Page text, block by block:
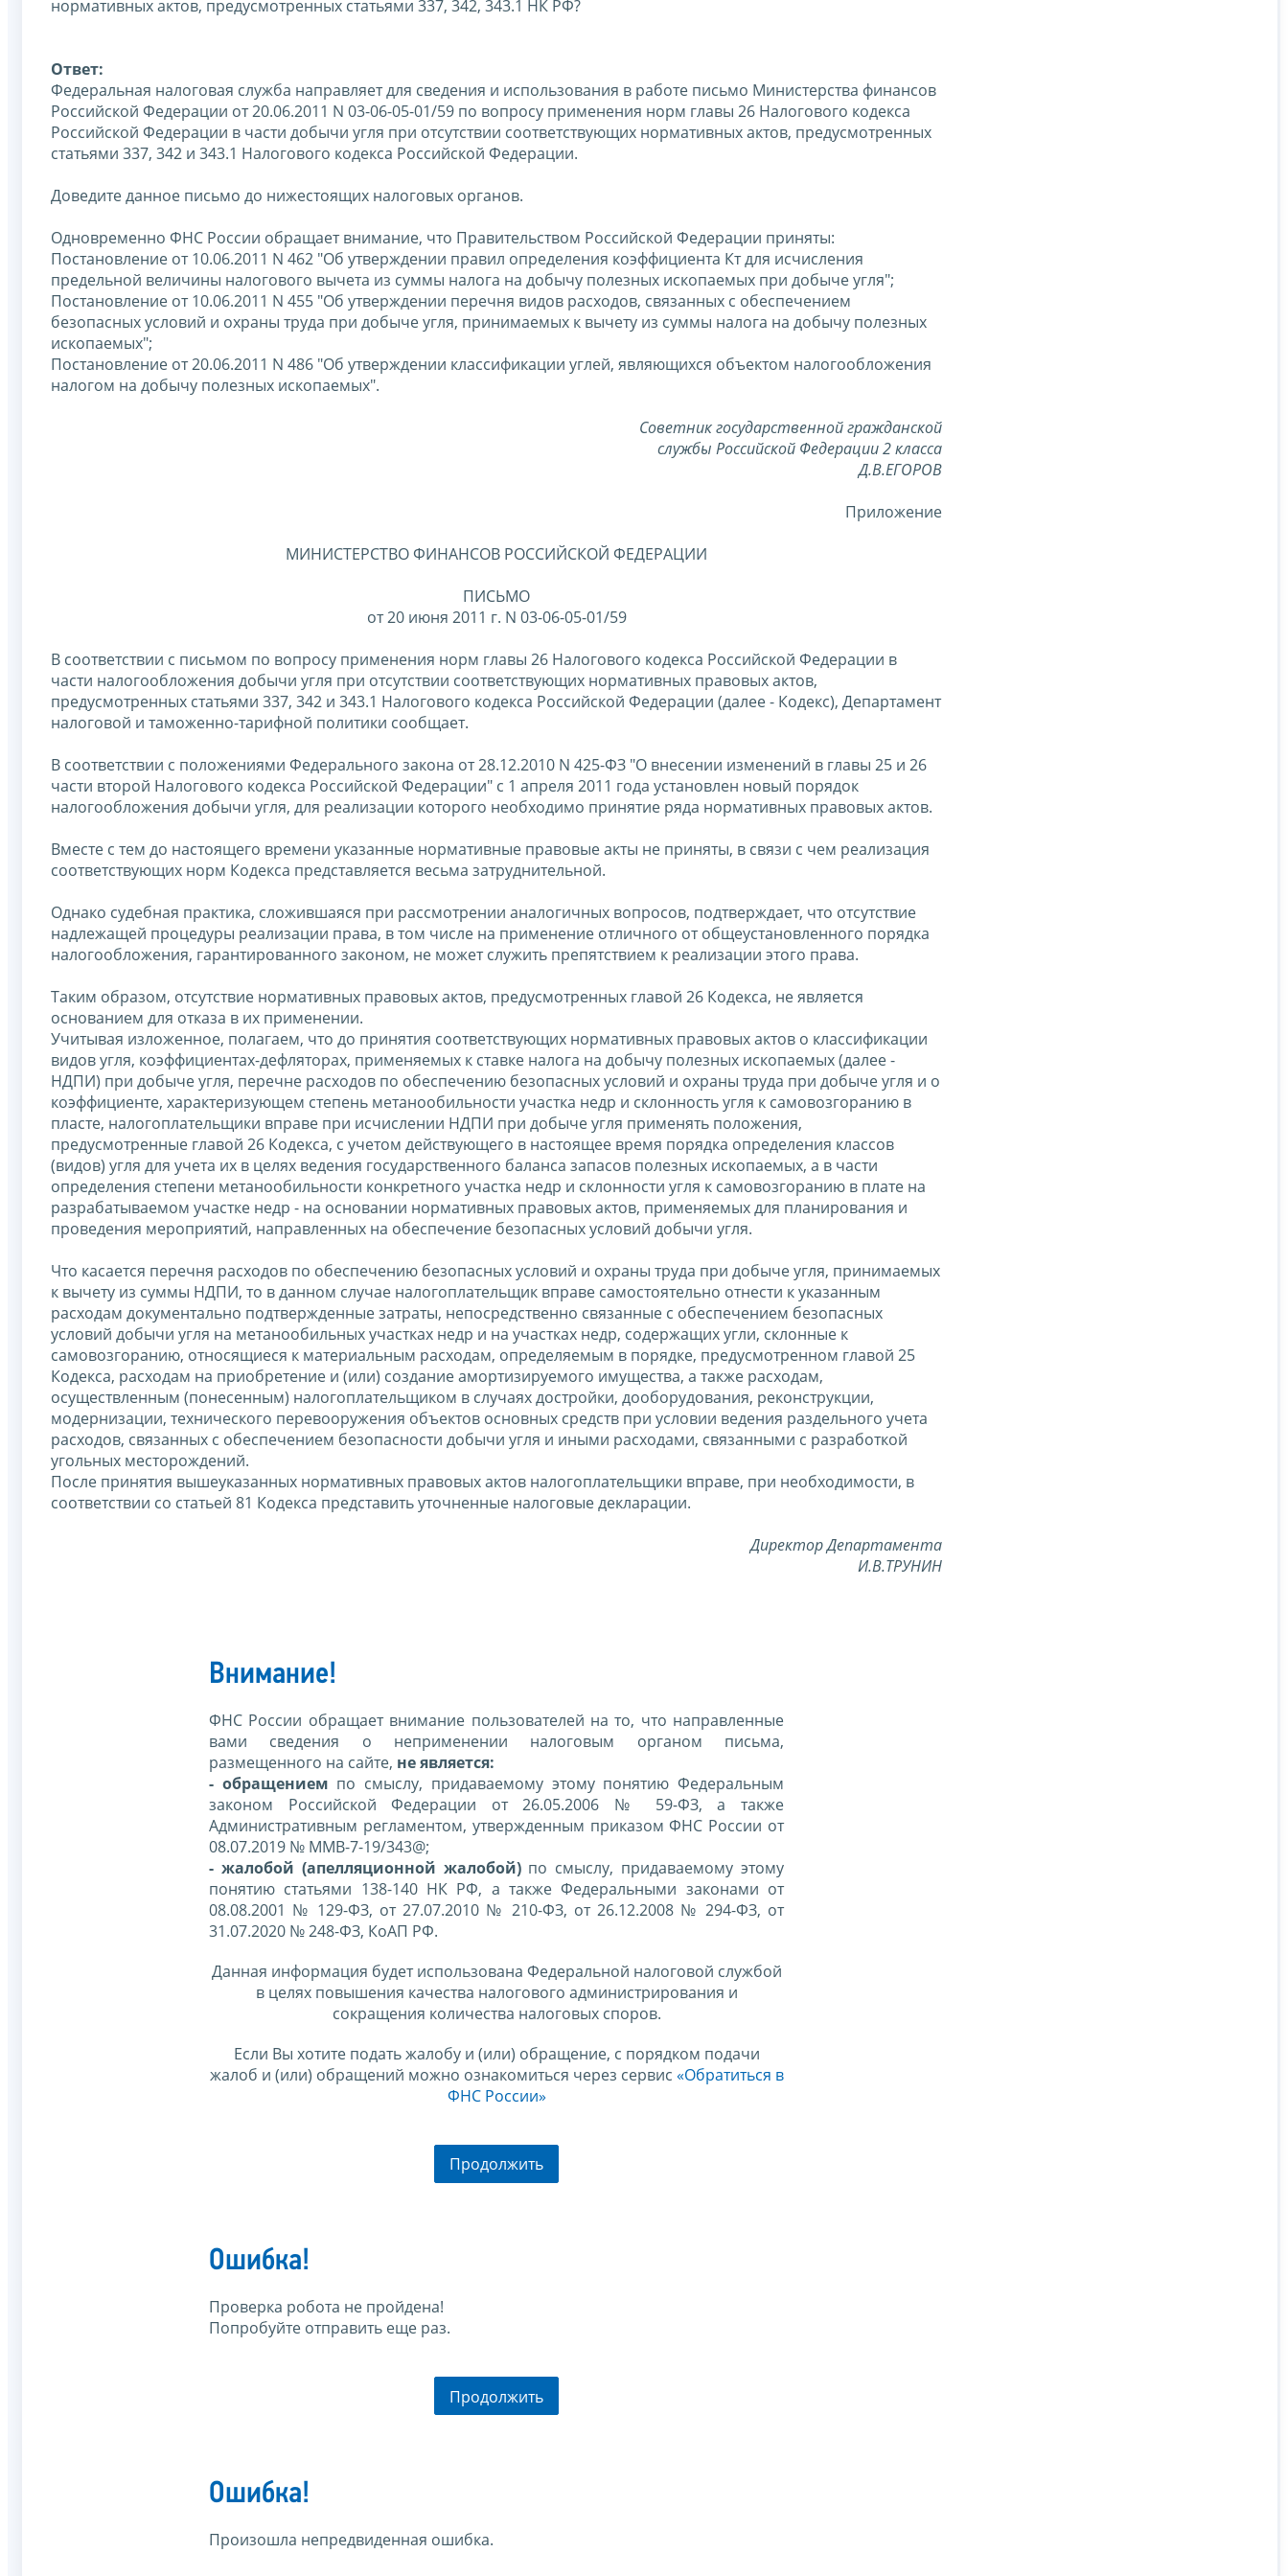
нормативных актов, предусмотренных статьями 337, 342, 343.1 НК РФ?
Ответ:
Федеральная налоговая служба направляет для сведения и использования в работе письмо Министерства финансов
Российской Федерации от 20.06.2011 N 03-06-05-01/59 по вопросу применения норм главы 26 Налогового кодекса
Российской Федерации в части добычи угля при отсутствии соответствующих нормативных актов, предусмотренных
статьями 337, 342 и 343.1 Налогового кодекса Российской Федерации.
Доведите данное письмо до нижестоящих налоговых органов.
Одновременно ФНС России обращает внимание, что Правительством Российской Федерации приняты:
Постановление от 10.06.2011 N 462 "Об утверждении правил определения коэффициента Кт для исчисления
предельной величины налогового вычета из суммы налога на добычу полезных ископаемых при добыче угля";
Постановление от 10.06.2011 N 455 "Об утверждении перечня видов расходов, связанных с обеспечением
безопасных условий и охраны труда при добыче угля, принимаемых к вычету из суммы налога на добычу полезных
ископаемых";
Постановление от 20.06.2011 N 486 "Об утверждении классификации углей, являющихся объектом налогообложения
налогом на добычу полезных ископаемых".
Советник государственной гражданской
службы Российской Федерации 2 класса
Д.В.ЕГОРОВ
Приложение
МИНИСТЕРСТВО ФИНАНСОВ РОССИЙСКОЙ ФЕДЕРАЦИИ
ПИСЬМО
от 20 июня 2011 г. N 03-06-05-01/59
В соответствии с письмом по вопросу применения норм главы 26 Налогового кодекса Российской Федерации в
части налогообложения добычи угля при отсутствии соответствующих нормативных правовых актов,
предусмотренных статьями 337, 342 и 343.1 Налогового кодекса Российской Федерации (далее - Кодекс), Департамент
налоговой и таможенно-тарифной политики сообщает.
В соответствии с положениями Федерального закона от 28.12.2010 N 425-ФЗ "О внесении изменений в главы 25 и 26
части второй Налогового кодекса Российской Федерации" с 1 апреля 2011 года установлен новый порядок
налогообложения добычи угля, для реализации которого необходимо принятие ряда нормативных правовых актов.
Вместе с тем до настоящего времени указанные нормативные правовые акты не приняты, в связи с чем реализация
соответствующих норм Кодекса представляется весьма затруднительной.
Однако судебная практика, сложившаяся при рассмотрении аналогичных вопросов, подтверждает, что отсутствие
надлежащей процедуры реализации права, в том числе на применение отличного от общеустановленного порядка
налогообложения, гарантированного законом, не может служить препятствием к реализации этого права.
Таким образом, отсутствие нормативных правовых актов, предусмотренных главой 26 Кодекса, не является
основанием для отказа в их применении.
Учитывая изложенное, полагаем, что до принятия соответствующих нормативных правовых актов о классификации
видов угля, коэффициентах-дефляторах, применяемых к ставке налога на добычу полезных ископаемых (далее -
НДПИ) при добыче угля, перечне расходов по обеспечению безопасных условий и охраны труда при добыче угля и о
коэффициенте, характеризующем степень метанообильности участка недр и склонность угля к самовозгоранию в
пласте, налогоплательщики вправе при исчислении НДПИ при добыче угля применять положения,
предусмотренные главой 26 Кодекса, с учетом действующего в настоящее время порядка определения классов
(видов) угля для учета их в целях ведения государственного баланса запасов полезных ископаемых, а в части
определения степени метанообильности конкретного участка недр и склонности угля к самовозгоранию в плате на
разрабатываемом участке недр - на основании нормативных правовых актов, применяемых для планирования и
проведения мероприятий, направленных на обеспечение безопасных условий добычи угля.
Что касается перечня расходов по обеспечению безопасных условий и охраны труда при добыче угля, принимаемых
к вычету из суммы НДПИ, то в данном случае налогоплательщик вправе самостоятельно отнести к указанным
расходам документально подтвержденные затраты, непосредственно связанные с обеспечением безопасных
условий добычи угля на метанообильных участках недр и на участках недр, содержащих угли, склонные к
самовозгоранию, относящиеся к материальным расходам, определяемым в порядке, предусмотренном главой 25
Кодекса, расходам на приобретение и (или) создание амортизируемого имущества, а также расходам,
осуществленным (понесенным) налогоплательщиком в случаях достройки, дооборудования, реконструкции,
модернизации, технического перевооружения объектов основных средств при условии ведения раздельного учета
расходов, связанных с обеспечением безопасности добычи угля и иными расходами, связанными с разработкой
угольных месторождений.
После принятия вышеуказанных нормативных правовых актов налогоплательщики вправе, при необходимости, в
соответствии со статьей 81 Кодекса представить уточненные налоговые декларации.
Директор Департамента
И.В.ТРУНИН
Внимание!
ФНС России обращает внимание пользователей на то, что направленные
вами сведения о неприменении налоговым органом письма,
размещенного на сайте, не является:
- обращением по смыслу, придаваемому этому понятию Федеральным
законом Российской Федерации от 26.05.2006 № 59-ФЗ, а также
Административным регламентом, утвержденным приказом ФНС России от
08.07.2019 № ММВ-7-19/343@;
- жалобой (апелляционной жалобой)по смыслу, придаваемому этому
понятию статьями 138-140 НК РФ, а также Федеральными законами от
08.08.2001 № 129-ФЗ, от 27.07.2010 № 210-ФЗ, от 26.12.2008 № 294-ФЗ, от
31.07.2020 № 248-ФЗ, КоАП РФ.
Данная информация будет использована Федеральной налоговой службой
в целях повышения качества налогового администрирования и
сокращения количества налоговых споров.
Если Вы хотите подать жалобу и (или) обращение, с порядком подачи
жалоб и (или) обращений можно ознакомиться через сервис «Обратиться в
ФНС России»
Продолжить
Ошибка!
Проверка робота не пройдена!
Попробуйте отправить еще раз.
Продолжить
Ошибка!
Произошла непредвиденная ошибка.